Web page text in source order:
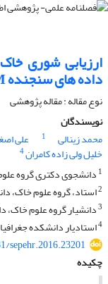
ارزیابی شوری
داده های سنجنده TM
نوع مقاله : مقاله پژوهشی
نویسندگان
محمد زینالی
1 علی
خلیل ولی زاده کامران4
1 دانشجوی دکتری گروه
2استاد، گروه علوم خاک،
3دانشیار گروه علوم خاک،
4استادیار دانشکده
sepehr.2016.23201
چکیده